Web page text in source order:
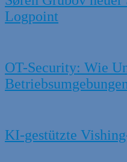
Logpoint
OT-Security: Wie
KI-gestützte